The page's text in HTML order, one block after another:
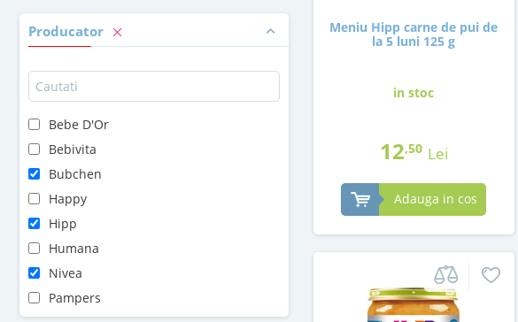
Producator
Bebe D'Or
Bebivita
Bubchen
Happy
Hipp
Humana
Nivea
Pampers
Meniu Hipp carne de pui de
la 5 luni 125 g
in stoc
12,50 Lei
Adauga in cos